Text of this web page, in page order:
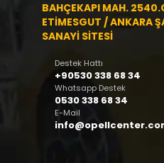
BAHÇEKAPI MAH.
ETİMESGUT / ANKARA
SANAYİ SİTESİ
Destek Hattı
+90530 338 68 34
Whatsapp Destek
0530 338 68 34
E-Mail